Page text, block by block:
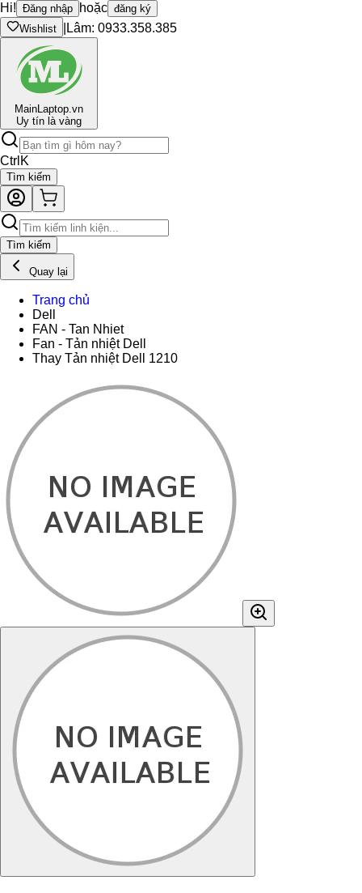
Hi! Đăng nhập hoặc đăng ký
Wishlist
Lâm: 0933.358.385
MainLaptop.vn
Uy tín là vàng
Ctrl K
Tìm kiếm
Tìm kiếm
Quay lại
Trang chủ
Dell
FAN - Tan Nhiet
Fan - Tản nhiệt Dell
Thay Tản nhiệt Dell 1210